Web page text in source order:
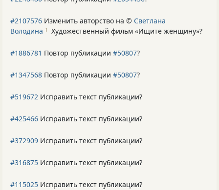
#2107576 Изменить авторство на © Светлана
Володина 1 Художественный фильм «Ищите женщину»?
#1886781 Повтор публикации #50807?
#1347568 Повтор публикации #50807?
#519672 Исправить текст публикации?
#425466 Исправить текст публикации?
#372909 Исправить текст публикации?
#316875 Исправить текст публикации?
#115025 Исправить текст публикации?